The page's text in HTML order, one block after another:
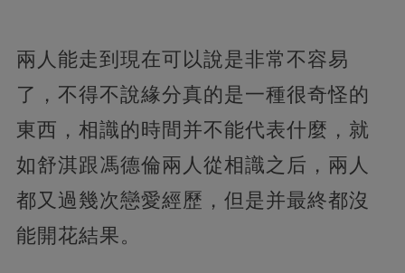
兩人能走到現在可以說是非常不容易
了，不得不說緣分真的是一種很奇怪的
東西，相識的時間并不能代表什麼，就
如舒淇跟馮德倫兩人從相識之后，兩人
都又過幾次戀愛經歷，但是并最終都沒
能開花結果。